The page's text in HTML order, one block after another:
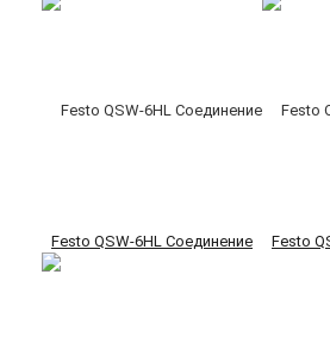
Festo QSW-6HL Соединение Festo